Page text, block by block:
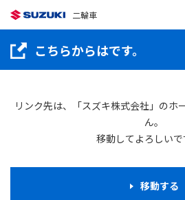
二輪車
こちらからはです。
リンク先は、「スズキ株式会社」のホ
ん。
移動してよろしいで
移動する